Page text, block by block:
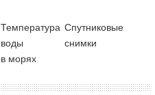
Температура
воды
в морях
Cпутниковые
снимки